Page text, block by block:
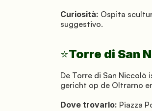
Curiosità: Ospita
suggestivo.
⭐Torre di San
De Torre di San Niccolò
gericht op de Oltrarno
Dove trovarlo: Piazza